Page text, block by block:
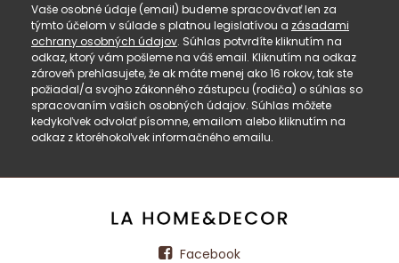
Vaše osobné údaje (email) budeme spracovávať len za
týmto účelom v súlade s platnou legislatívou a zásadami
ochrany osobných údajov. Súhlas potvrdíte kliknutím na
odkaz, ktorý vám pošleme na váš email. Kliknutím na odkaz
zároveň prehlasujete, že ak máte menej ako 16 rokov, tak ste
požiadal/a svojho zákonného zástupcu (rodiča) o súhlas so
spracovaním vašich osobných údajov. Súhlas môžete
kedykoľvek odvolať písomne, emailom alebo kliknutím na
odkaz z ktoréhokoľvek informačného emailu.
Facebook